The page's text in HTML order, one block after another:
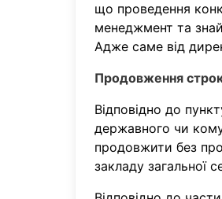
що проведення
менеджмент та
Адже саме від
Продовження
Відповідно до
державного чи
продовжити без
закладу загальної